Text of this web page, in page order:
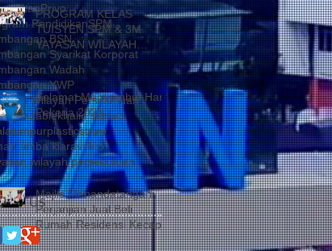
Privo
PendidikanSPM
BSN
Syarikat Korporat
Wadah
YWP
Wilayah Persekutuan
khalid samad
plasticstraw
rimba kiaravideo
wilayah persekutuan
Us
PROGRAM KELAS
TUISYEN SPM & 3M
YAYASAN WILAYAH
PERSEKUTUAN –
YAYASAN HASANAH
CATAT KEJAYAAN
MEMBANGGAKAN
Selamat Menyambut Hari
Pekerja 2026
Majlis Menandatangani
Perjanjian Jual Beli
Rumah Residensi Kecapi